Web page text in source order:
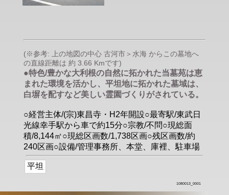
(※参考: 上の地図の中心 古河市＞水海 からこの墓地へ
の直線距離は 約 3.66 Kmです)
●特色/豊かな大利根の自然に拓かれた当墓苑は恵
まれた環境を活かし、平坦地に拓かれた墓域は、
白塀を配すなど美しい霊園づくりがされている。
○経営主体/(宗)東昌寺・H2年開設○最寄駅/東武日
光線幸手駅から車で約15分○宗教/不問○現総面
積/8,144㎡○現総区画数/1,738区画○残区画数/約
240区画○設備/管理事務所、本堂、庫裡、駐車場
平坦
1080013_0001